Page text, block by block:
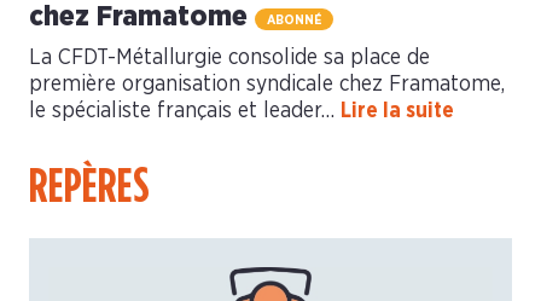
chez Framatome
ABONNÉ
La CFDT-Métallurgie consolide sa place de
première organisation syndicale chez Framatome,
le spécialiste français et leader… Lire la suite
REPÈRES